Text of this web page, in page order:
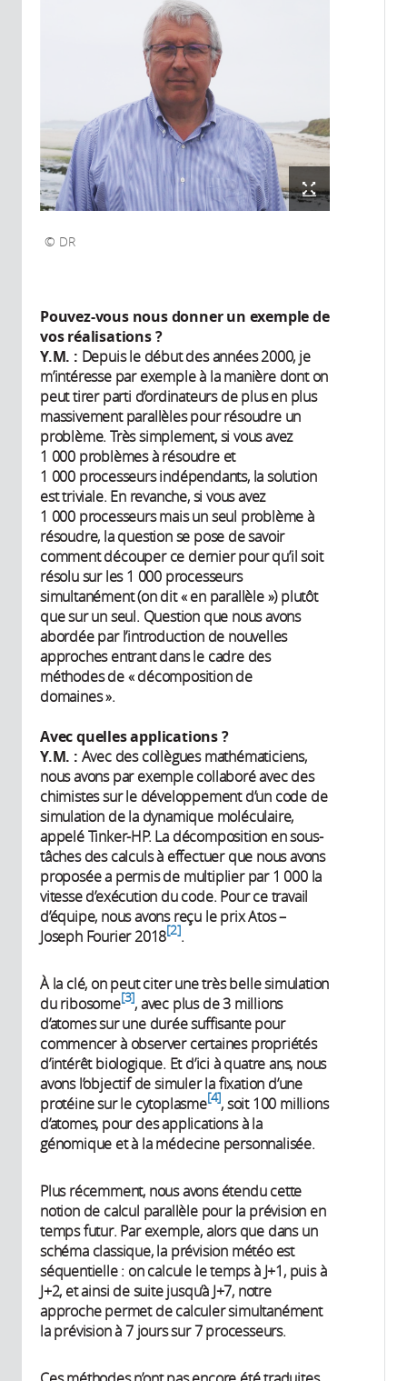
DR
Pouvez-vous nous donner un exemple de
vos réalisations ?
Y.M. : Depuis le début des années 2000, je
m’intéresse par exemple à la manière dont on
peut tirer parti d’ordinateurs de plus en plus
massivement parallèles pour résoudre un
problème. Très simplement, si vous avez
1 000 problèmes à résoudre et
1 000 processeurs indépendants, la solution
est triviale. En revanche, si vous avez
1 000 processeurs mais un seul problème à
résoudre, la question se pose de savoir
comment découper ce dernier pour qu’il soit
résolu sur les 1 000 processeurs
simultanément (on dit « en parallèle ») plutôt
que sur un seul. Question que nous avons
abordée par l’introduction de nouvelles
approches entrant dans le cadre des
méthodes de « décomposition de
domaines ».
Avec quelles applications ?
Y.M. : Avec des collègues mathématiciens,
nous avons par exemple collaboré avec des
chimistes sur le développement d’un code de
simulation de la dynamique moléculaire,
appelé Tinker-HP. La décomposition en sous-
tâches des calculs à effectuer que nous avons
proposée a permis de multiplier par 1 000 la
vitesse d’exécution du code. Pour ce travail
d’équipe, nous avons reçu le prix Atos –
Joseph Fourier 2018 2 .
À la clé, on peut citer une très belle simulation
du ribosome 3 , avec plus de 3 millions
d’atomes sur une durée suffisante pour
commencer à observer certaines propriétés
d’intérêt biologique. Et d’ici à quatre ans, nous
avons l’objectif de simuler la fixation d’une
protéine sur le cytoplasme 4 , soit 100 millions
d’atomes, pour des applications à la
génomique et à la médecine personnalisée.
Plus récemment, nous avons étendu cette
notion de calcul parallèle pour la prévision en
temps futur. Par exemple, alors que dans un
schéma classique, la prévision météo est
séquentielle : on calcule le temps à J+1, puis à
J+2, et ainsi de suite jusqu’à J+7, notre
approche permet de calculer simultanément
la prévision à 7 jours sur 7 processeurs.